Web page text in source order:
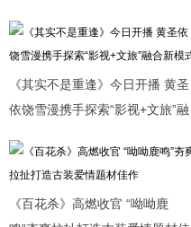
《其实不是重逢》今日开播 黄圣
依饶雪漫携手探索“影视+文旅”融
《百花杀》高燃收官 “呦呦鹿